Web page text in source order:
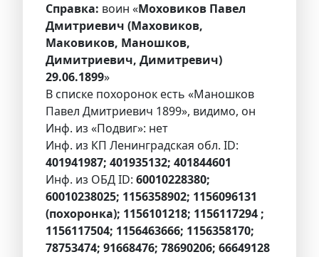
Справка: воин «Моховиков Павел
Дмитриевич (Маховиков,
Маковиков, Маношков,
Димитриевич, Димитревич)
29.06.1899»
В списке похоронок есть «Маношков
Павел Дмитриевич 1899», видимо, он
Инф. из «Подвиг»: нет
Инф. из КП Ленинградская обл. ID:
401941987; 401935132; 401844601
Инф. из ОБД ID: 60010228380;
60010238025; 1156358902; 1156096131
(похоронка); 1156101218; 1156117294 ;
1156117504; 1156463666; 1156358170;
78753474; 91668476; 78690206; 66649128